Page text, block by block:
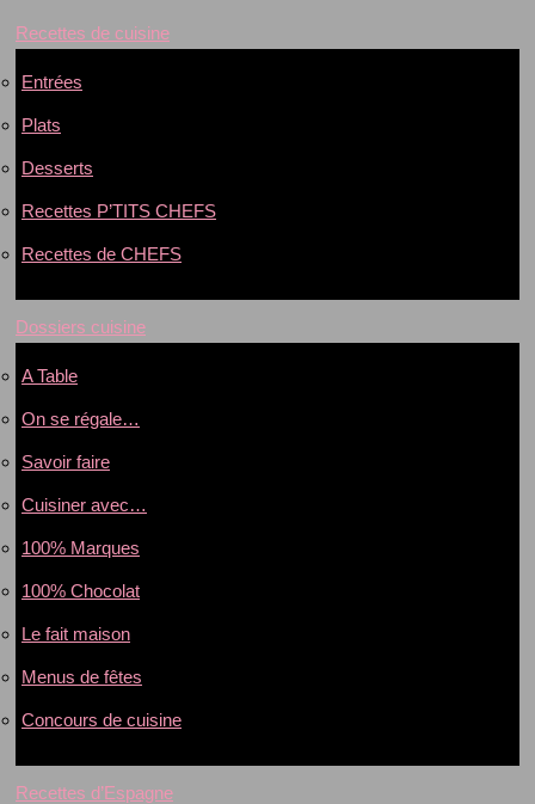
Recettes de cuisine
Entrées
Plats
Desserts
Recettes P’TITS CHEFS
Recettes de CHEFS
Dossiers cuisine
A Table
On se régale…
Savoir faire
Cuisiner avec…
100% Marques
100% Chocolat
Le fait maison
Menus de fêtes
Concours de cuisine
Recettes d’Espagne